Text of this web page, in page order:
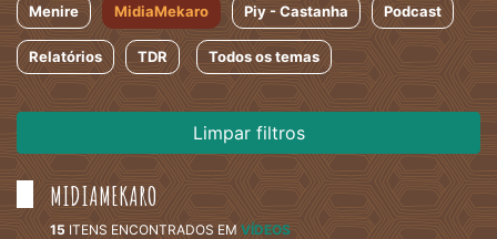
Menire MidiaMekaro Piy - Castanha Podcast
Relatórios TDR Todos os temas
Limpar filtros
MIDIAMEKARO
15 ITENS ENCONTRADOS EM VÍDEOS